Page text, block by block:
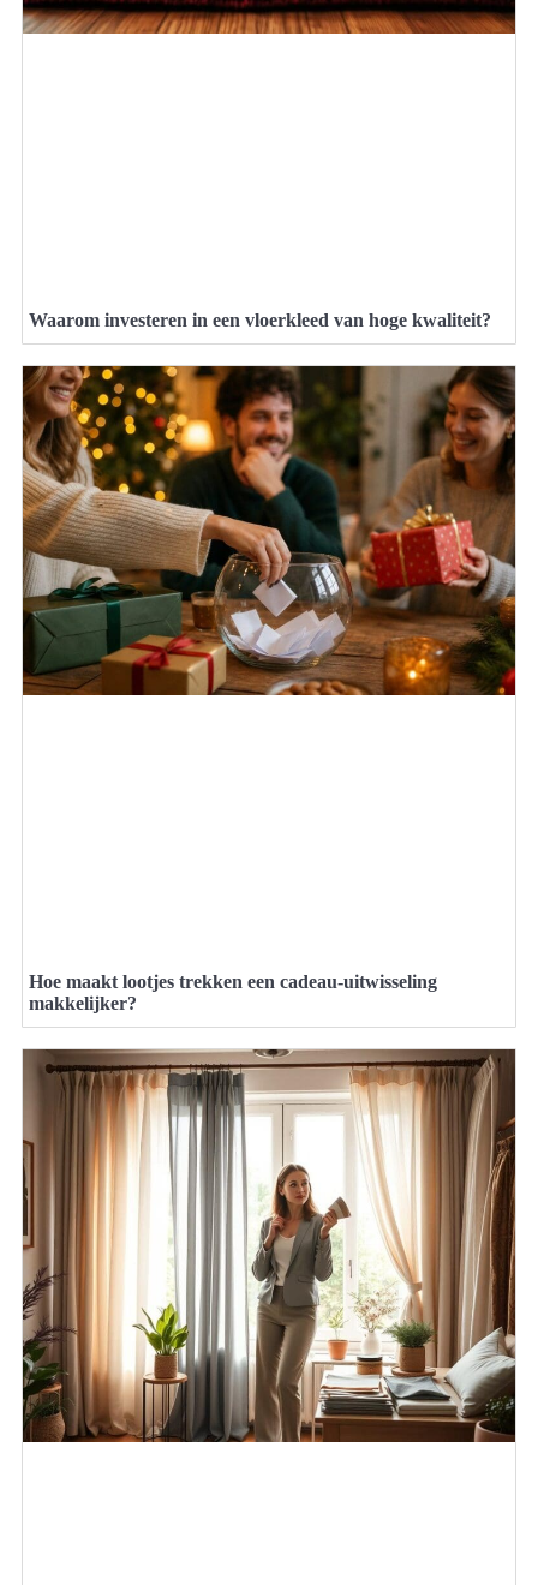
Waarom investeren in een vloerkleed van hoge kwaliteit?
Hoe maakt lootjes trekken een cadeau-uitwisseling
makkelijker?